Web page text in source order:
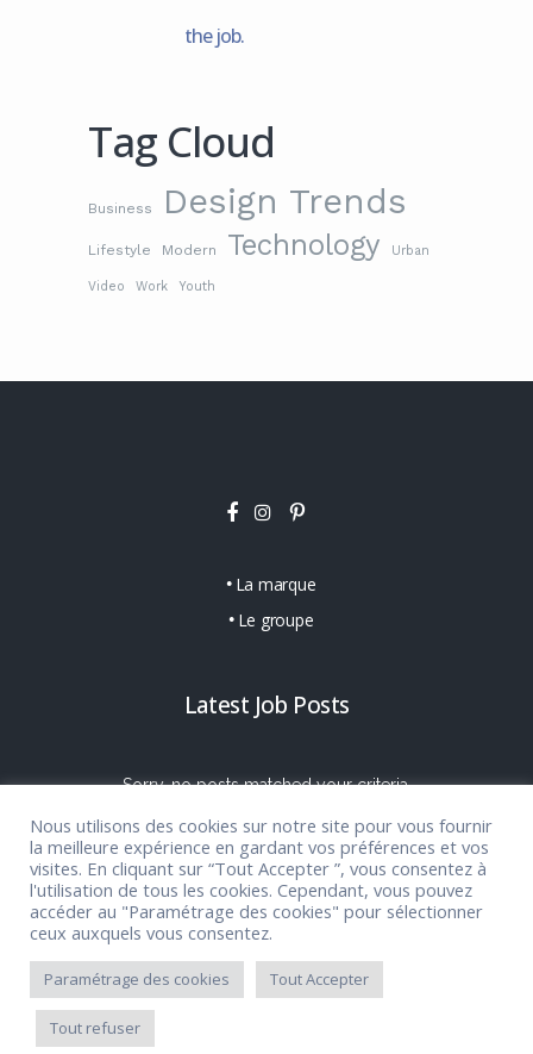
the job.
Tag Cloud
Business Design Trends
Lifestyle Modern Technology Urban
Video Work Youth
La marque
Le groupe
Latest Job Posts
Sorry, no posts matched your criteria.
Nous utilisons des cookies sur notre site pour vous fournir
la meilleure expérience en gardant vos préférences et vos
visites. En cliquant sur “Tout Accepter ”, vous consentez à
l'utilisation de tous les cookies. Cependant, vous pouvez
accéder au "Paramétrage des cookies" pour sélectionner
ceux auxquels vous consentez.
Paramétrage des cookies Tout Accepter
Tout refuser